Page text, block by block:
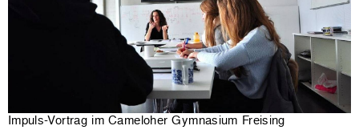
Impuls-Vortrag im Cameloher Gymnasium Freising